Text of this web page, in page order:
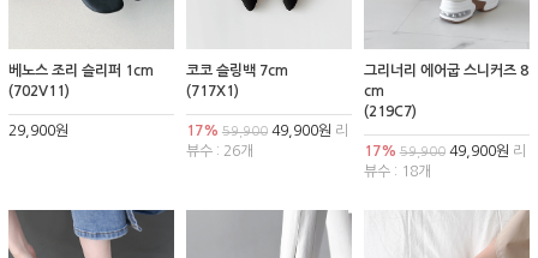
베노스 조리 슬리퍼 1cm
(702V11)
29,900원
코코 슬링백 7cm
(717X1)
17% 59,90049,900원 리
뷰수 : 26개
그리너리 에어굽 스니커즈 8
cm
(219C7)
17% 59,90049,900원 리
뷰수 : 18개